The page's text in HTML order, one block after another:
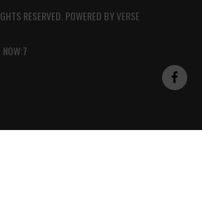
RESERVED. POWERED BYVERSE